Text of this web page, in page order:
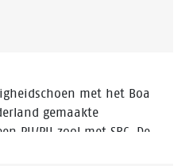
met het Boa
gemaakte
PU/PU zool met SRC. De